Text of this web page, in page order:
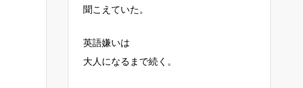
聞こえていた。
英語嫌いは
大人になるまで続く。